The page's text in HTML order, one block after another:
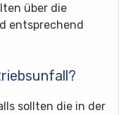
über die
entsprechend
sollten die in der